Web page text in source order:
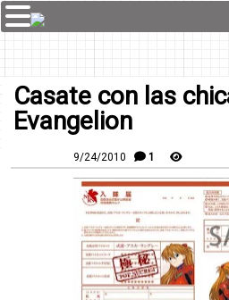
Casate con las
Evangelion
9/24/2010 1